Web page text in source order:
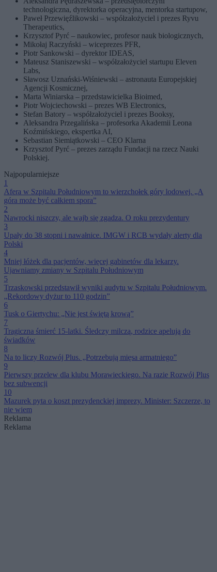
technologiczna, dyrektorka operacyjna, mentorka startupow,
Paweł Przewięźlikowski – współzałożyciel i prezes Ryvu
Therapeutics,
Krzysztof Pyrć – naukowiec, profesor nauk biologicznych,
Mikołaj Raczyński – wiceprezes PFR,
Piotr Sankowski – dyrektor IDEAS,
Mateusz Staniszewski – współzałożyciel startupu Eleven
Labs,
Sławosz Uznański-Wiśniewski – astronauta Europejskiej
Agencji Kosmicznej,
Marta Winiarska – przedstawicielka Bioimed,
Piotr Wojciechowski – prezes WB Electronics,
Stefan Batory – współzałożyciel i prezes Booksy,
Aleksandra Przegalińska – profesorka Akademii Leona
Koźmińskiego, ekspertka AI,
Sebastian Siemiątkowski – CEO Klarna
Krzysztof Pyrć – prezes zarządu Fundacji na rzecz Nauki
Polskiej.
Najpopularniejsze
1
Afera w Szpitalu Południowym to wierzchołek góry lodowej. „A
góra może być całkiem spora”
2
Nawrocki niszczy, ale wajb się zgadza. O roku prezydentury
3
Upały do 38 stopni i nawałnice. IMGW i RCB wydały alerty dla
Polski
4
Mniej łóżek dla pacjentów, więcej gabinetów dla lekarzy.
Ujawniamy zmiany w Szpitalu Południowym
5
Trzaskowski przedstawił wyniki audytu w Szpitalu Południowym.
„Rekordowy dyżur to 110 godzin”
6
Tusk o Giertychu: „Nie jest świętą krową”
7
Tragiczna śmierć 15-latki. Śledczy milczą, rodzice apelują do
świadków
8
Na to liczy Rozwój Plus. „Potrzebują mięsa armatniego”
9
Pierwszy przelew dla klubu Morawieckiego. Na razie Rozwój Plus
bez subwencji
10
Mazurek pyta o koszt prezydenckiej imprezy. Minister: Szczerze, to
nie wiem
Reklama
Reklama